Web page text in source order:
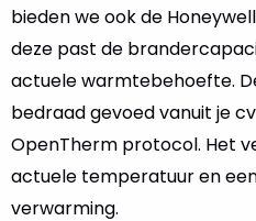
bieden we ook de
deze past de
actuele warmtebehoefte.
bedraad gevoed vanuit je
OpenTherm protocol. Het
actuele temperatuur en
verwarming.